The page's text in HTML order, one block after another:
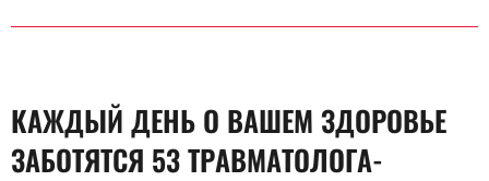
КАЖДЫЙ ДЕНЬ О ВАШЕМ ЗДОРОВЬЕ
ЗАБОТЯТСЯ 53 ТРАВМАТОЛОГА-